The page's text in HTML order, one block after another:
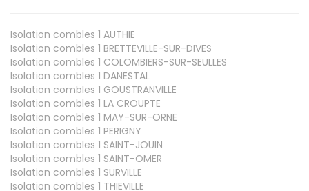
Isolation combles 1 AUTHIE
Isolation combles 1 BRETTEVILLE-SUR-DIVES
Isolation combles 1 COLOMBIERS-SUR-SEULLES
Isolation combles 1 DANESTAL
Isolation combles 1 GOUSTRANVILLE
Isolation combles 1 LA CROUPTE
Isolation combles 1 MAY-SUR-ORNE
Isolation combles 1 PERIGNY
Isolation combles 1 SAINT-JOUIN
Isolation combles 1 SAINT-OMER
Isolation combles 1 SURVILLE
Isolation combles 1 THIEVILLE